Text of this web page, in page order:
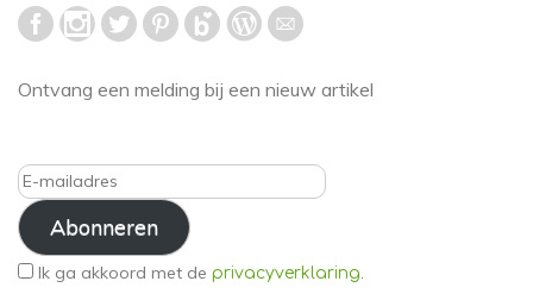
Ontvang een melding bij een nieuw artikel
E-
mailadresAbonneren
Ik ga akkoord met de privacyverklaring.